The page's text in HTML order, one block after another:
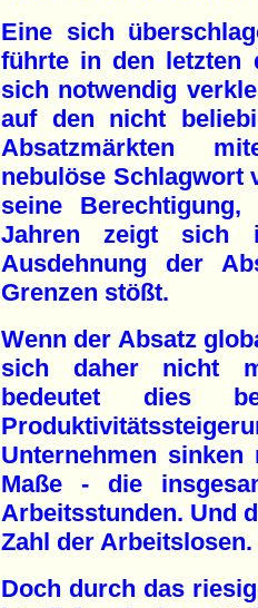
Eine sich
führte in den letzten
sich notwendig
auf den nicht
Absatzmärkten
nebulöse Schlagwort
seine
Jahren zeigt sich
Ausdehnung der
Grenzen stößt.
Wenn der Absatz
sich daher nicht
bedeutet dies
Unternehmen
Maße - die
Arbeitsstunden. Und
Zahl der Arbeitslosen.
Doch durch das